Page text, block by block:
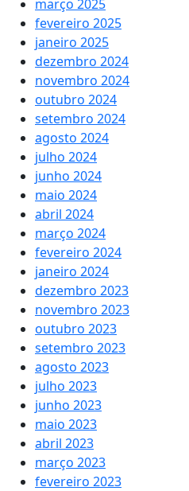
março 2025
fevereiro 2025
janeiro 2025
dezembro 2024
novembro 2024
outubro 2024
setembro 2024
agosto 2024
julho 2024
junho 2024
maio 2024
abril 2024
março 2024
fevereiro 2024
janeiro 2024
dezembro 2023
novembro 2023
outubro 2023
setembro 2023
agosto 2023
julho 2023
junho 2023
maio 2023
abril 2023
março 2023
fevereiro 2023